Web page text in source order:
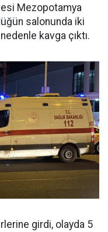
Mezopotamya
salonunda iki
kavga çıktı.
girdi, olayda 5